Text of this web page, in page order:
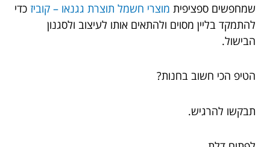
שמחפשים ספציפית מוצרי חשמל תוצרת גגנאו – קוביז כדי
להתמקד בליין מסוים ולהתאים אותו לעיצוב ולסגנון
הבישול.
הטיפ הכי חשוב בחנות?
תבקשו להרגיש.